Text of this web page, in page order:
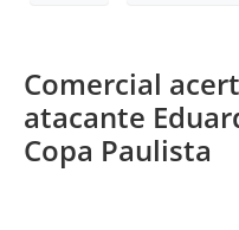
Comercial
atacante
Copa Paulista